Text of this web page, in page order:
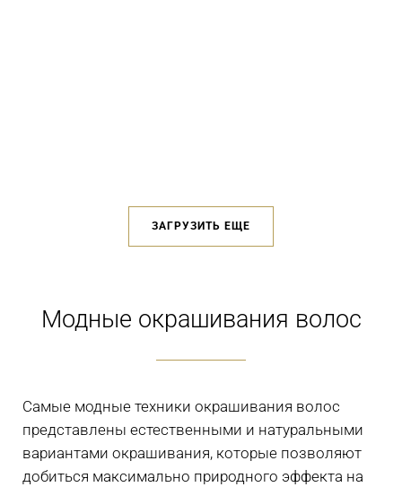
ЗАГРУЗИТЬ ЕЩЕ
Модные окрашивания волос
Самые модные техники окрашивания волос
представлены естественными и натуральными
вариантами окрашивания, которые позволяют
добиться максимально природного эффекта на